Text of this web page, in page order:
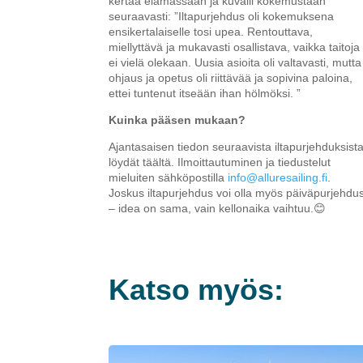
seuraavasti: ”Iltapurjehdus oli kokemuksena
ensikertalaiselle tosi upea. Rentouttava,
miellyttävä ja mukavasti osallistava, vaikka taitoja
ei vielä olekaan. Uusia asioita oli valtavasti, mutta
ohjaus ja opetus oli riittävää ja sopivina paloina,
ettei tuntenut itseään ihan hölmöksi. ”
Kuinka pääsen mukaan?
Ajantasaisen tiedon seuraavista
löydät täältä. Ilmoittautuminen ja tiedustelut
mieluiten sähköpostilla info@alluresailing.fi
Joskus iltapurjehdus voi olla myös
– idea on sama, vain kellonaika vaihtuu.😊
Katso myös: